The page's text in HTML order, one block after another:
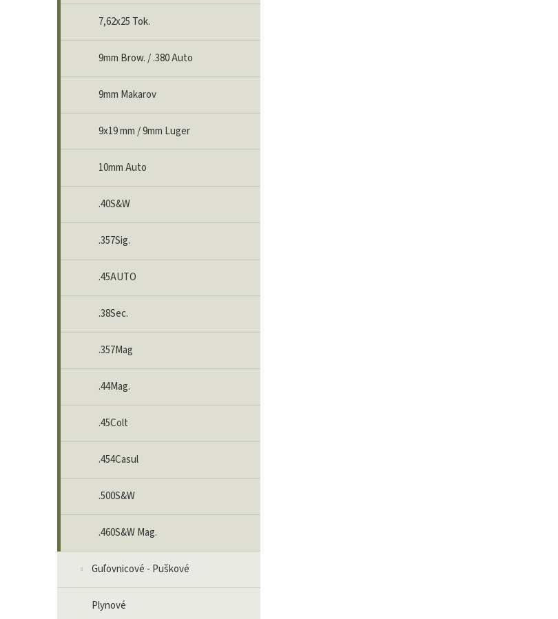
7,62x25 Tok.
9mm Brow. / .380 Auto
9mm Makarov
9x19 mm / 9mm Luger
10mm Auto
.40S&W
.357Sig.
.45AUTO
.38Sec.
.357Mag
.44Mag.
.45Colt
.454Casul
.500S&W
.460S&W Mag.
Guľovnicové - Puškové
Plynové